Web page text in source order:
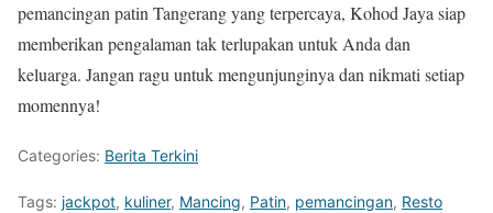
pemancingan patin Tangerang yang terpercaya, Kohod Jaya siap
memberikan pengalaman tak terlupakan untuk Anda dan
keluarga. Jangan ragu untuk mengunjunginya dan nikmati setiap
momennya!
Categories: Berita Terkini
Tags: jackpot, kuliner, Mancing, Patin, pemancingan, Resto